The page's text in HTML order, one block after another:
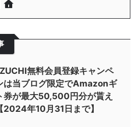
無料会員登録キャンペ
は当ブログ限定でAmazonギ
券が最大50,500円分が貰え
2024年10月31日まで】